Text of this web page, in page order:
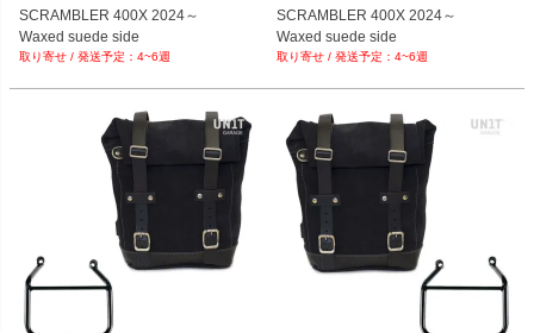
SCRAMBLER 400X 2024～
Waxed suede side
pannier Scram
4~6週
SCRAMBLER 400X 2024～
Waxed suede side
pannier Scram
4~6週